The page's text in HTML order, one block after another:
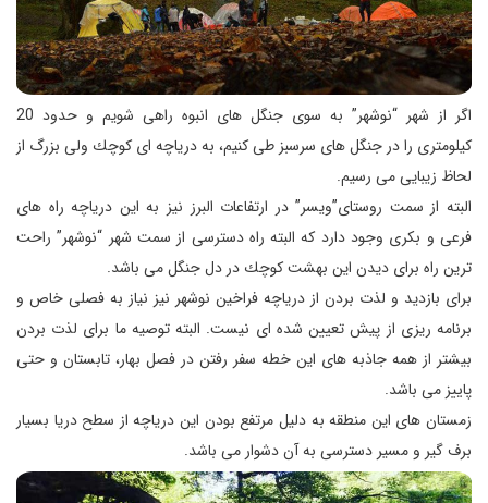
اگر از شهر “نوشهر” به سوی جنگل های انبوه راهی شویم و حدود 20
كیلومتری را در جنگل های سرسبز طی كنیم، به دریاچه ای كوچك ولی بزرگ از
لحاظ زیبایی می رسیم.
البته از سمت روستای”ویسر” در ارتفاعات البرز نیز به این دریاچه راه های
فرعی و بكری وجود دارد كه البته راه دسترسی از سمت شهر “نوشهر” راحت
ترین راه برای دیدن این بهشت كوچك در دل جنگل می باشد.
برای بازدید و لذت بردن از دریاچه فراخین نوشهر نیز نیاز به فصلی خاص و
برنامه ریزی از پیش تعیین شده ای نیست. البته توصیه ما برای لذت بردن
بیشتر از همه جاذبه های این خطه سفر رفتن در فصل بهار، تابستان و حتی
پاییز می باشد.
زمستان های این منطقه به دلیل مرتفع بودن این دریاچه از سطح دریا بسیار
برف گیر و مسیر دسترسی به آن دشوار می باشد.